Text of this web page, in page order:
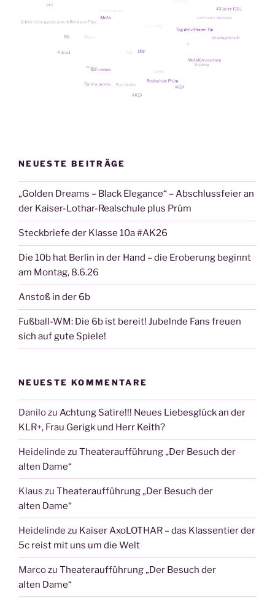
NEUESTE BEITRÄGE
„Golden Dreams – Black Elegance“ – Abschlussfeier an
der Kaiser-Lothar-Realschule plus Prüm
Steckbriefe der Klasse 10a #AK26
Die 10b hat Berlin in der Hand – die Eroberung beginnt
am Montag, 8.6.26
Anstoß in der 6b
Fußball-WM: Die 6b ist bereit! Jubelnde Fans freuen
sich auf gute Spiele!
NEUESTE KOMMENTARE
Danilozu Achtung Satire!!! Neues Liebesglück an der
KLR+, Frau Gerigk und Herr Keith?
Heidelinde zu Theateraufführung „Der Besuch der
alten Dame“
Klaus zu Theateraufführung „Der Besuch der
alten Dame“
Heidelinde zu Kaiser AxoLOTHAR – das Klassentier der
5c reist mit uns um die Welt
Marcozu Theateraufführung „Der Besuch der
alten Dame“